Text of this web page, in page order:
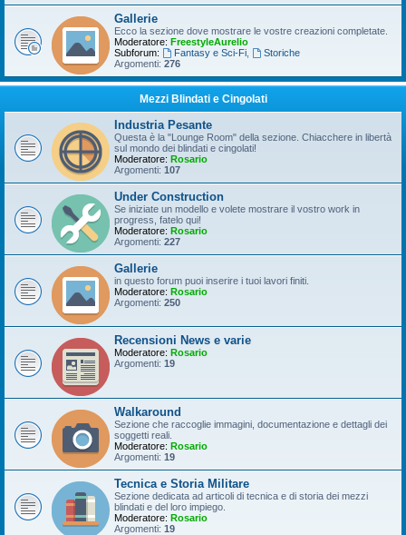
Gallerie
Ecco la sezione dove mostrare le vostre creazioni completate.
Moderatore: FreestyleAurelio
Subforum:
Fantasy e Sci-Fi,
Storiche
Argomenti: 276
Mezzi Blindati e Cingolati
Industria Pesante
Questa è la "Lounge Room" della sezione. Chiacchere in libertà
sul mondo dei blindati e cingolati!
Moderatore: Rosario
Argomenti: 107
Under Construction
Se iniziate un modello e volete mostrare il vostro work in
progress, fatelo qui!
Moderatore: Rosario
Argomenti: 227
Gallerie
in questo forum puoi inserire i tuoi lavori finiti.
Moderatore: Rosario
Argomenti: 250
Recensioni News e varie
Moderatore: Rosario
Argomenti: 19
Walkaround
Sezione che raccoglie immagini, documentazione e dettagli dei
soggetti reali.
Moderatore: Rosario
Argomenti: 19
Tecnica e Storia Militare
Sezione dedicata ad articoli di tecnica e di storia dei mezzi
blindati e del loro impiego.
Moderatore: Rosario
Argomenti: 19